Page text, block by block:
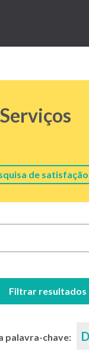
recolher
de satisfação
Filtrar resultados
palavra-chave: